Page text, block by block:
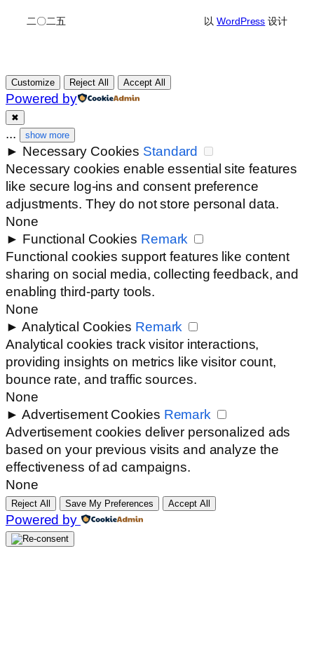
二〇二五 以WordPress 设计
Customize Reject All Accept All
Powered by
✖
... show more
► Necessary Cookies Standard
Necessary cookies enable essential site features
like secure log-ins and consent preference
adjustments. They do not store personal data.
None
► Functional Cookies Remark
Functional cookies support features like content
sharing on social media, collecting feedback, and
enabling third-party tools.
None
► Analytical Cookies Remark
Analytical cookies track visitor interactions,
providing insights on metrics like visitor count,
bounce rate, and traffic sources.
None
► Advertisement Cookies Remark
Advertisement cookies deliver personalized ads
based on your previous visits and analyze the
effectiveness of ad campaigns.
None
Reject All Save My Preferences Accept All
Powered by